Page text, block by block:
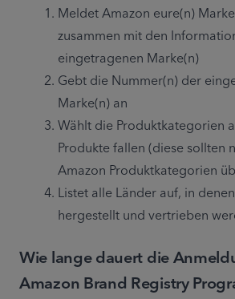
Meldet Amazon eure(n)
zusammen mit den
eingetragenen Marke(n)
Gebt die Nummer(n) der
Marke(n) an
Wählt die Produktkategorien
Produkte fallen (diese sollten
Amazon Produktkategorien
Listet alle Länder auf, in
hergestellt und vertrieben
Wie lange dauert die
Amazon Brand Registry